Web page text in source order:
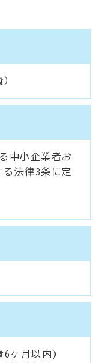
中小企業者お
法律3条に定
6ヶ月以内)